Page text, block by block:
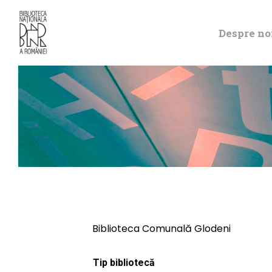
Despre
Biblioteca Comunală Glodeni
Tip bibliotecă